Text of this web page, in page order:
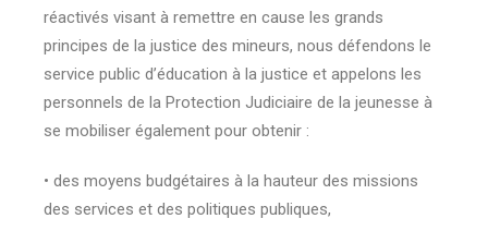
réactivés visant à remettre en cause les grands
principes de la justice des mineurs, nous défendons le
service public d’éducation à la justice et appelons les
personnels de la Protection Judiciaire de la jeunesse à
se mobiliser également pour obtenir :
• des moyens budgétaires à la hauteur des missions
des services et des politiques publiques,